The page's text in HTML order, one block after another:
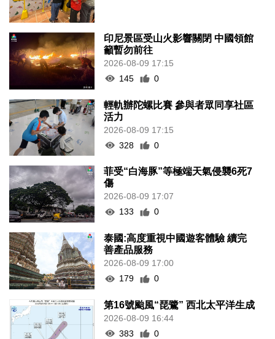
印尼景區受山火影響關閉 中國領館
籲暫勿前往
2026-08-09 17:15
145
0
輕軌辦陀螺比賽 參與者眾同享社區
活力
2026-08-09 17:15
328
0
菲受“白海豚”等極端天氣侵襲6死7
傷
2026-08-09 17:07
133
0
泰國:高度重視中國遊客體驗 續完
善產品服務
2026-08-09 17:00
179
0
第16號颱風“琵鷺” 西北太平洋生成
2026-08-09 16:44
383
0